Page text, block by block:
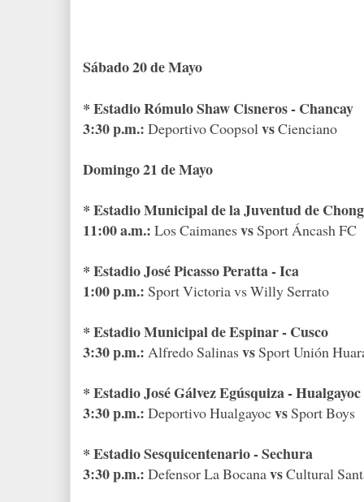
Sábado 20 de Mayo
* Estadio Rómulo Shaw Cisneros - Chancay
3:30 p.m.: Deportivo Coopsol vsCienciano
Domingo 21 de Mayo
* Estadio Municipal de la Juventud de
11:00 a.m.: Los CaimanesvsSport Áncash FC
* Estadio José Picasso Peratta - Ica
1:00 p.m.: Sport Victoria vs Willy Serrato
* Estadio Municipal de Espinar - Cusco
3:30 p.m.: Alfredo SalinasvsSport Unión
* Estadio José Gálvez Egúsquiza - Hualgayoc
3:30 p.m.: Deportivo HualgayocvsSport Boys
* Estadio Sesquicentenario - Sechura
3:30 p.m.: Defensor La BocanavsCultural